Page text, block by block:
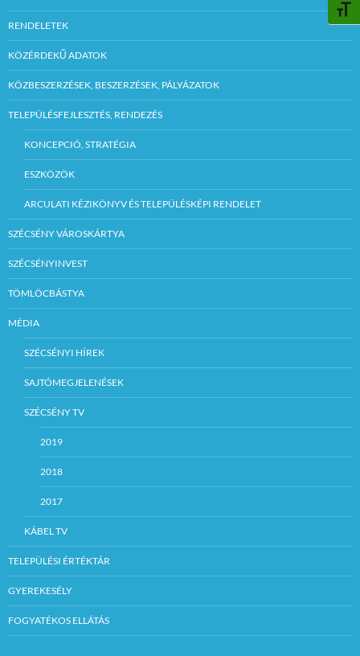
RENDELETEK
KÖZÉRDEKŰ ADATOK
KÖZBESZERZÉSEK, BESZERZÉSEK, PÁLYÁZATOK
TELEPÜLÉSFEJLESZTÉS, RENDEZÉS
KONCEPCIÓ, STRATÉGIA
ESZKÖZÖK
ARCULATI KÉZIKÖNYV ÉS TELEPÜLÉSKÉPI RENDELET
SZÉCSÉNY VÁROSKÁRTYA
SZÉCSÉNYINVEST
TÖMLÖCBÁSTYA
MÉDIA
SZÉCSÉNYI HÍREK
SAJTÓMEGJELENÉSEK
SZÉCSÉNY TV
2019
2018
2017
KÁBEL TV
TELEPÜLÉSI ÉRTÉKTÁR
GYEREKESÉLY
FOGYATÉKOS ELLÁTÁS